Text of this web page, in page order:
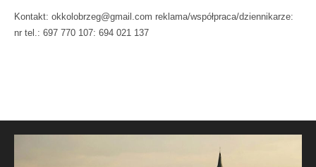
Kontakt: okkolobrzeg@gmail.com reklama/współpraca/dziennikarze:
nr tel.: 697 770 107: 694 021 137